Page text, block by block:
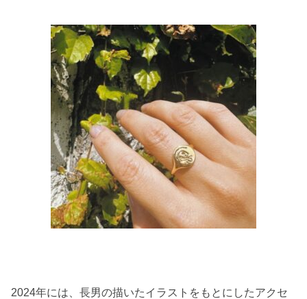
2024年には、長男の描いたイラストをもとにしたアクセ